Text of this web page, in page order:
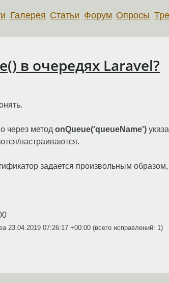
Галерея Статьи Форум Опросы
в очередях Laravel?
через метод onQueue('queueName')
настраиваются.
задается произвольным
23.04.2019 07:26:17 +00:00 (всего исправлений: 1)